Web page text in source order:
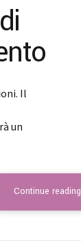
Il
un
Continue reading